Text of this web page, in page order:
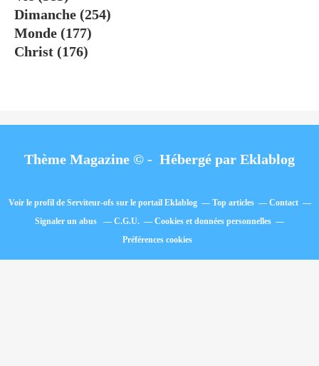
Dimanche (254)
Monde (177)
Christ (176)
Thème Magazine © - Hébergé par Eklablog
Voir le profil de Serviteur-ofssur le portail Eklablog Top articles
Contact
Signaler un abus
C.G.U.
Cookies et données personnelles
Préférences cookies